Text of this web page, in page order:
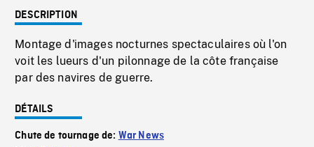
DESCRIPTION
Montage d'images nocturnes spectaculaires où l'on
voit les lueurs d'un pilonnage de la côte française
par des navires de guerre.
DÉTAILS
Chute de tournage de: War News